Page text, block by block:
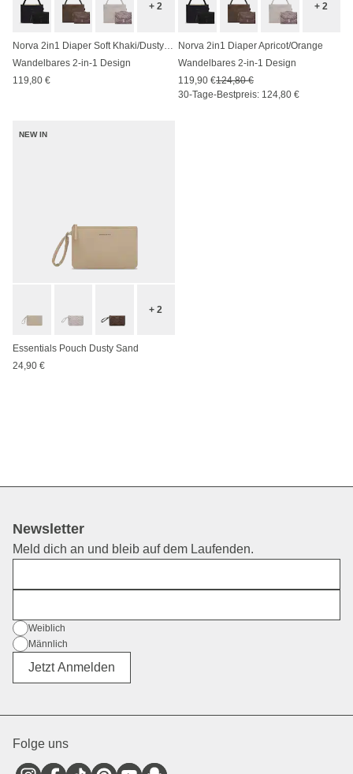
+ 2
Wandelbares 2-in-1 Design
119,80 €
+ 2
Norva 2in1 Diaper Apricot/Orange
Wandelbares 2-in-1 Design
119,90 €124,80 €
30-Tage-Bestpreis: 124,80 €
NEW IN
+ 2
Essentials Pouch Dusty Sand
24,90 €
Newsletter
Meld dich an und bleib auf dem Laufenden.
Geschlecht
Weiblich
Männlich
Divers
Jetzt Anmelden
Folge uns